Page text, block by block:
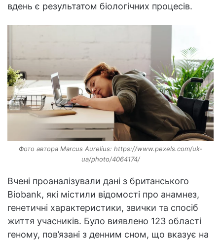
вдень є результатом біологічних процесів.
Фото автора Marcus Aurelius: https://www.pexels.com/uk-
ua/photo/4064174/
Вчені проаналізували дані з британського
Biobank, які містили відомості про анамнез,
генетичні характеристики, звички та спосіб
життя учасників. Було виявлено 123 області
геному, пов’язані з денним сном, що вказує на